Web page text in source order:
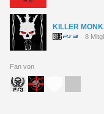
KILLER
8
Fan von